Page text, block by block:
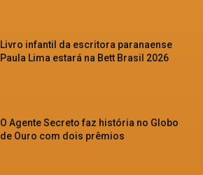
Livro infantil da escritora paranaense
Paula Lima estará na Bett Brasil 2026
O Agente Secreto faz história no Globo
de Ouro com dois prêmios